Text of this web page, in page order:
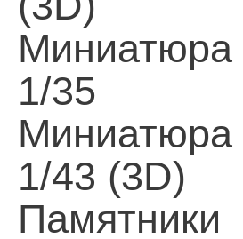
Миниатюра
1/35
Миниатюра
1/43 (3D)
Памятники